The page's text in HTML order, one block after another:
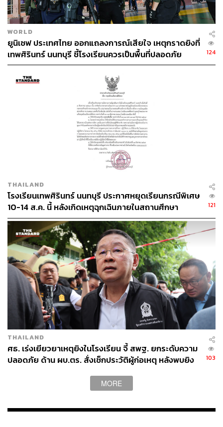
WORLD
ยูนิเซฟ ประเทศไทย ออกแถลงการณ์เสียใจ เหตุกราดยิงที่
เทพศิรินทร์ นนทบุรี ชี้โรงเรียนควรเป็นพื้นที่ปลอดภัย
124
THAILAND
โรงเรียนเทพศิรินทร์ นนทบุรี ประกาศหยุดเรียนกรณีพิเศษ
10-14 ส.ค. นี้ หลังเกิดเหตุฉุกเฉินภายในสถานศึกษา
121
THAILAND
ศธ. เร่งเยียวยาเหตุยิงในโรงเรียน จี้ สพฐ. ยกระดับความ
ปลอดภัย ด้าน ผบ.ตร. สั่งเช็กประวัติผู้ก่อเหตุ หลังพบยิง
103
MORE